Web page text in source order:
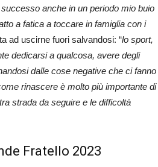
anche in un periodo mio buio
a fatica a toccare in famiglia con i
ad uscirne fuori salvandosi: “lo sport,
dedicarsi a qualcosa, avere degli
dalle cose negative che ci fanno
rinascere è molto più importante di
strada da seguire e le difficoltà
Fratello 2023